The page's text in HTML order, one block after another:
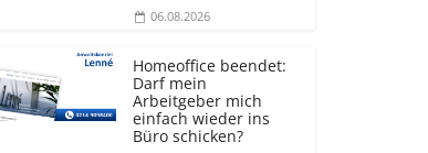
06.08.2026
Homeoffice beendet:
Darf mein
Arbeitgeber mich
einfach wieder ins
Büro schicken?